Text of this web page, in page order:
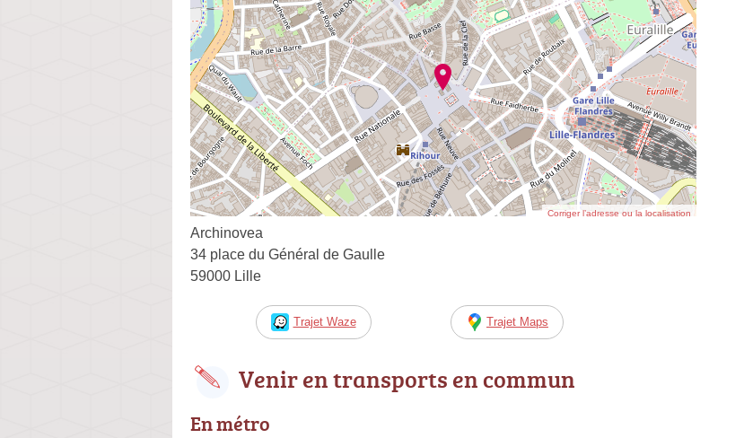
Corriger l’adresse ou la localisation
Archinovea
34 place du Général de Gaulle
59000 Lille
Trajet Waze Trajet Maps
Venir en transports en commun
En métro